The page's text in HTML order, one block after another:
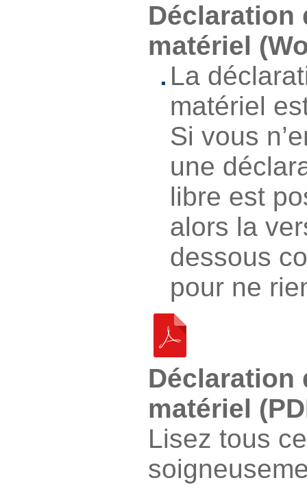
Déclaration
matériel
La
matériel
Si vous
une
libre est
alors la
dessous
pour ne
Déclaration
matériel
Lisez tous